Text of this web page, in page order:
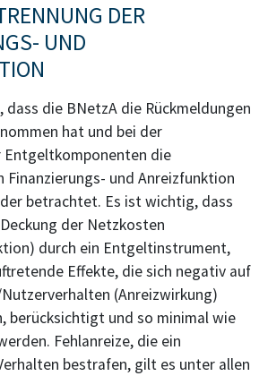
DER
UND
dass die BNetzA die Rückmeldungen
hat und bei der
die
Finanzierungs- und Anreizfunktion
betrachtet. Es ist wichtig, dass
der Netzkosten
durch ein Entgeltinstrument,
Effekte, die sich negativ auf
(Anreizwirkung)
berücksichtigt und so minimal wie
Fehlanreize, die ein
bestrafen, gilt es unter allen